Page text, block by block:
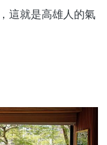
這就是高雄人的氣